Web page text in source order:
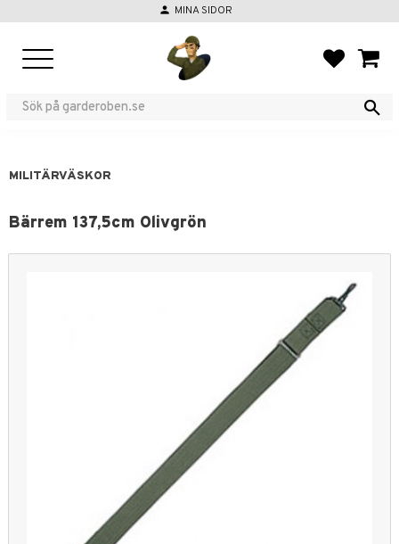
person MINA SIDOR
MILITÄRVÄSKOR
Bärrem 137,5cm Olivgrön